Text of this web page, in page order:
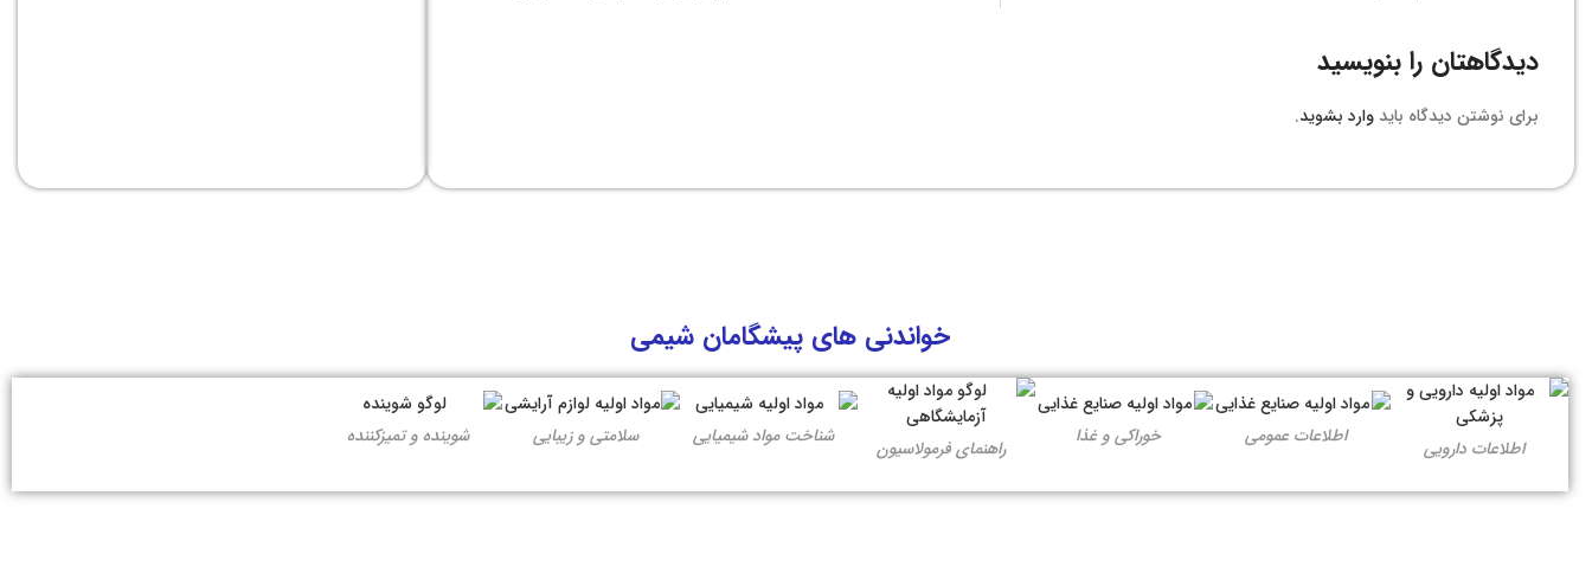
دیدگاهتان را بنویسید
برای نوشتن دیدگاه باید وارد بشوید.
خواندنی های پیشگامان شیمی
اطلاعات دارویی اطلاعات عمومی خوراکی و غذا راهنمای فرمولاسیون شناخت مواد شیمیایی سلامتی و زیبایی شوینده و تمیزکننده